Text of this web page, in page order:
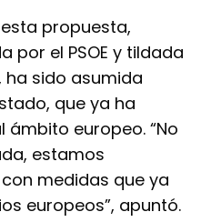
propuesta,
por el PSOE y tildada
ha sido asumida
que ya ha
europeo. “No
estamos
medidas que ya
europeos”, apuntó.